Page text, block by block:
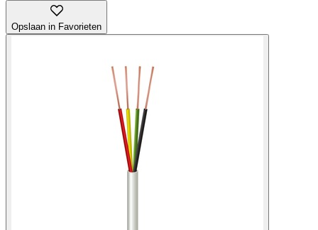
Opslaan in Favorieten